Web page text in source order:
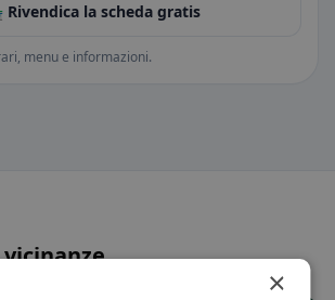
Rivendica la scheda gratis
menu e informazioni.
per la tua ricerca di ristoranti. ×